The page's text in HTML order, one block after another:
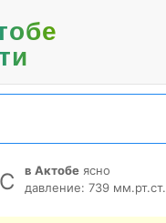
в Актобе ясно
давление: 739 мм.рт.ст.